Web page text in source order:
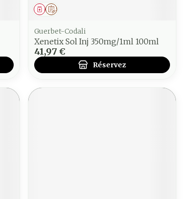
Sur prescription
Médicament
Guerbet-Codali
Xenetix Sol Inj 350mg/1ml 100ml
41,97 €
Réservez